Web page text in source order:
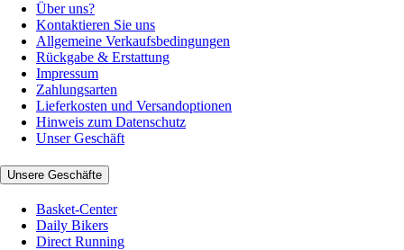
Über uns?
Kontaktieren Sie uns
Allgemeine Verkaufsbedingungen
Rückgabe & Erstattung
Impressum
Zahlungsarten
Lieferkosten und Versandoptionen
Hinweis zum Datenschutz
Unser Geschäft
Unsere Geschäfte
Basket-Center
Daily Bikers
Direct Running